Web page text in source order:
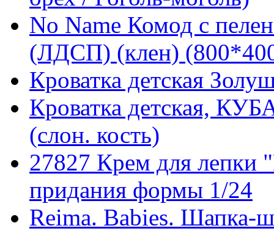
No Name Комод с
(ЛДСП) (клен)
Кроватка детская
Кроватка детская,
(слон. кость)
27827 Крем для лепки
придания формы 1/24
Reima. Babies. Шапка-